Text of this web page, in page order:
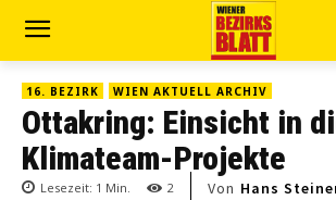
16. BEZIRK WIEN AKTUELL ARCHIV
Ottakring: Einsicht in
Klimateam-Projekte
Lesezeit: 1 Min. 2 Von Hans